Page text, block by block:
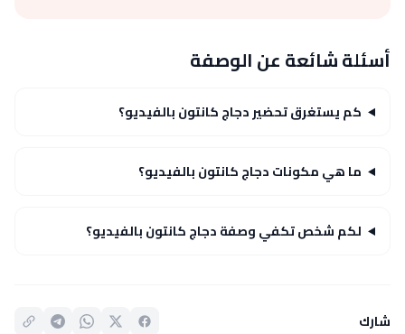
أسئلة شائعة عن الوصفة
كم يستغرق تحضير دجاج كانتون بالفيديو؟
ما هي مكونات دجاج كانتون بالفيديو؟
لكم شخص تكفي وصفة دجاج كانتون بالفيديو؟
شارك